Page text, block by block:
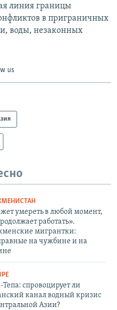
линия границы
в приграничных
воды, незаконных
us
умереть в любой момент,
работать».
мигрантки:
на чужбине и на
спровоцирует ли
канал водный кризис
Азии?